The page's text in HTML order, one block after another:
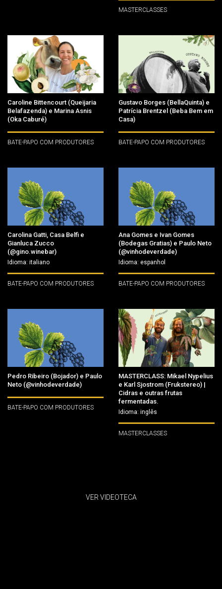
MASTERCLASSES
Caroline Bittencourt (Queijaria
Belafazenda) e Marina Asnis
(Oka Caburé)
BATE-PAPO COM PRODUTORES
Gustavo Borges (BellaQuinta) e
Patrícia Brentzel (Beba Bem em
Casa)
BATE-PAPO COM PRODUTORES
Carolina Gatti, Casa Belfi e
Gianluca Zucco
(@gino.winebar)
Idioma: italiano
BATE-PAPO COM PRODUTORES
Ana Gomes e Ivan Gomes
(Bodegas Gratias) e Paulo Neto
(@vinhodeverdade)
Idioma: espanhol
BATE-PAPO COM PRODUTORES
Pedro Ribeiro (Bojador) e Paulo
Neto (@vinhodeverdade)
BATE-PAPO COM PRODUTORES
MASTERCLASS: Mikael Nypelius
e Karl Sjostrom (Frukstereo) |
Cidras e outras frutas
fermentadas.
Idioma: inglês
MASTERCLASSES
VER VIDEOTECA